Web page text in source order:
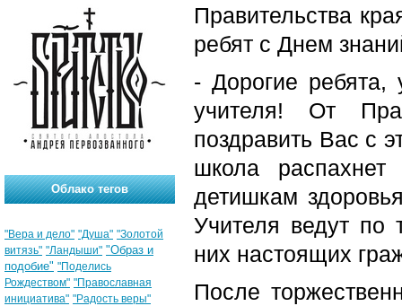
Правительства
ребят с Днем
- Дорогие ребята,
учителя! От
поздравить Вас с
школа
детишкам
Учителя ведут по
них настоящих
После
Облако тегов
"Вера и дело" "Душа" "Золотой
витязь" "Ландыши" "Образ и
подобие" "Поделись
Рождеством" "Православная
инициатива" "Радость веры"